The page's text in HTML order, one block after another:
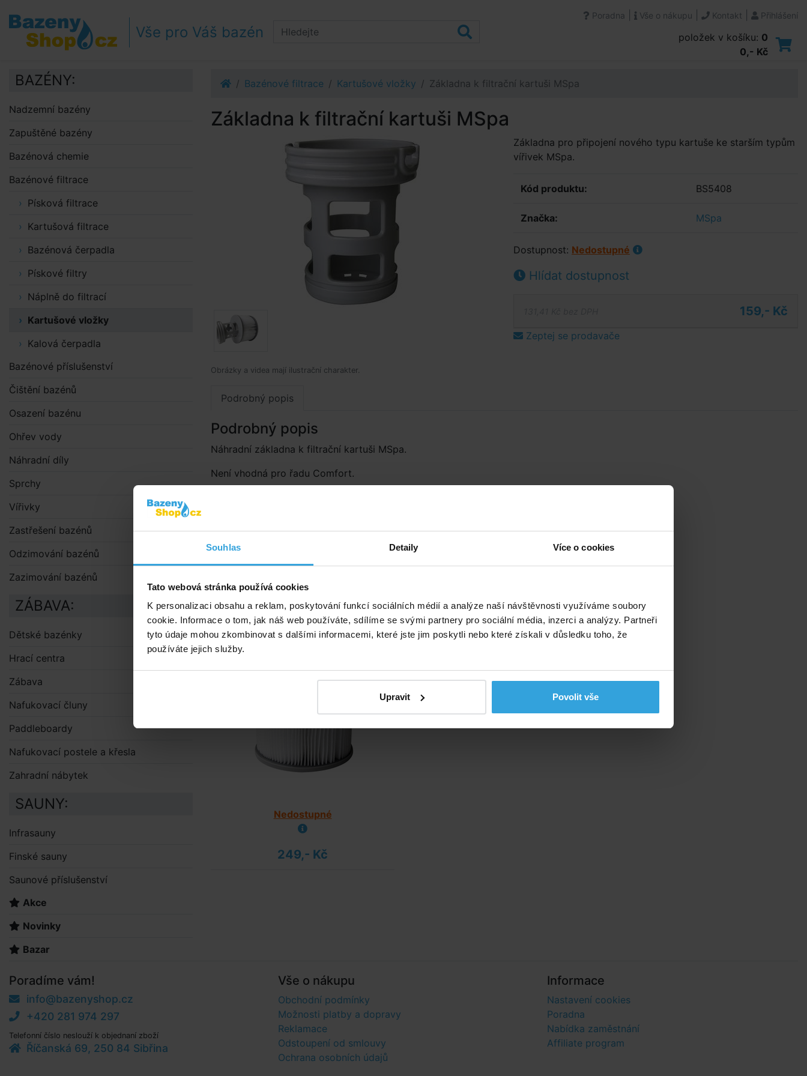
Souhlas Detaily Více o cookies
Tato webová stránka používá cookies
K personalizaci obsahu a reklam, poskytování funkcí sociálních médií a analýze naší návštěvnosti využíváme soubory
cookie. Informace o tom, jak náš web používáte, sdílíme se svými partnery pro sociální média, inzerci a analýzy. Partneři
tyto údaje mohou zkombinovat s dalšími informacemi, které jste jim poskytli nebo které získali v důsledku toho, že
používáte jejich služby.
Upravit Povolit vše
Přejít na obsah
Přejít k postrannímu sloupci
Klávesové zkratky
Vše pro Váš bazén
Poradna Vše o nákupu Kontakt Přihlášení
položek v košíku: 0
0,- Kč
Bazénové filtrace Kartušové vložky Základna k filtrační kartuši MSpa
Základna k filtrační kartuši MSpa
Obrázky a videa mají ilustrační charakter.
Základna pro připojení nového typu kartuše ke starším typům
vířivek MSpa.
Kód produktu: BS5408
Značka: MSpa
Dostupnost: Nedostupné
Hlídat dostupnost
159,- Kč
Zeptej se prodavače
Podrobný popis
Podrobný popis
Náhradní základna k filtrační kartuši MSpa.
Není vhodná pro řadu Comfort.
Filtrační kartuš není součástí
Doporučené příslušenství (1)
Kartuše pro mobilní vany MSpa od roku
2021
Nedostupné
249,- Kč
BAZÉNY:
Nadzemní bazény
Zapuštěné bazény
Bazénová chemie
Bazénové filtrace
Písková filtrace
Kartušová filtrace
Bazénová čerpadla
Pískové filtry
Náplně do filtrací
Kartušové vložky
Kalová čerpadla
Bazénové příslušenství
Čištění bazénů
Osazení bazénu
Ohřev vody
Náhradní díly
Sprchy
Vířivky
Zastřešení bazénů
Odzimování bazénů
Zazimování bazénů
ZÁBAVA:
Dětské bazénky
Hrací centra
Zábava
Nafukovací čluny
Paddleboardy
Nafukovací postele a křesla
Zahradní nábytek
SAUNY:
Infrasauny
Finské sauny
Saunové příslušenství
Akce
Novinky
Bazar
Poradíme vám!
info@bazenyshop.cz
+420 281 974 297
Telefonní číslo neslouží k objednaní zboží
Říčanská 69, 250 84 Sibřina
Vše o nákupu
Obchodní podmínky
Možnosti platby a dopravy
Reklamace
Odstoupení od smlouvy
Ochrana osobních údajů
Informace
Nastavení cookies
Poradna
Nabídka zaměstnání
Affiliate program